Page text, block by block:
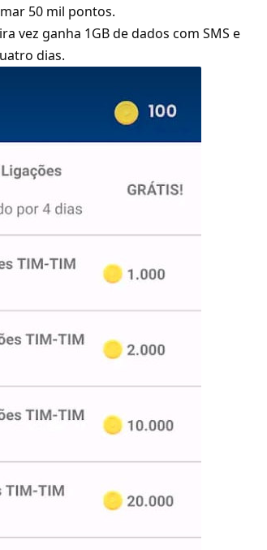
50 mil pontos.
vez ganha 1GB de dados com SMS e
dias.